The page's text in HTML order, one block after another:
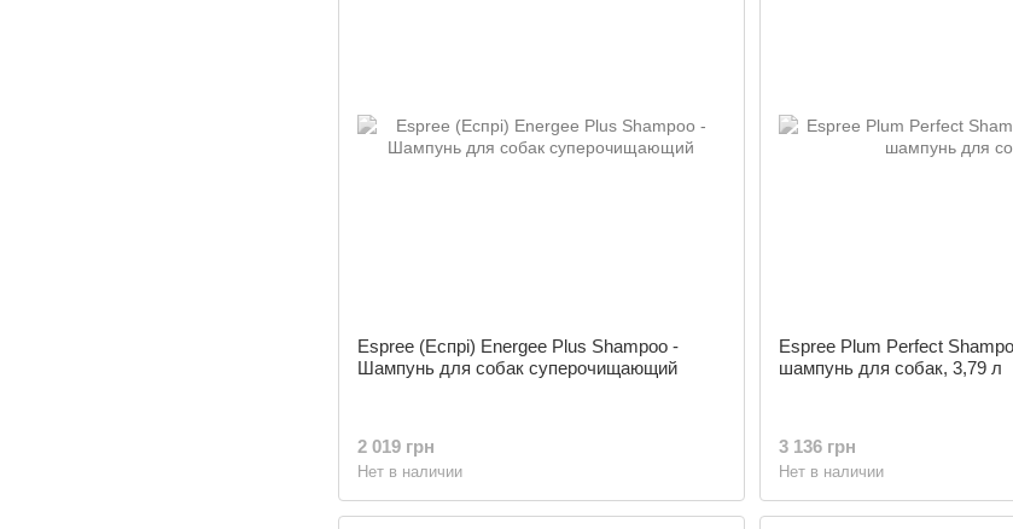
Espree (Еспрі) Energee Plus Shampoo -
Шампунь для собак суперочищающий
2 019 грн
Нет в наличии
Espree Plum Perfect
шампунь для собак, 3,79 л
3 136 грн
Нет в наличии